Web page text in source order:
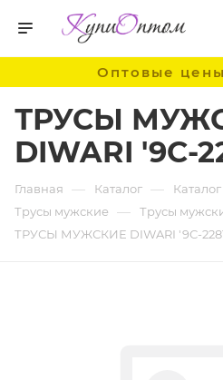
Оптовые
ТРУСЫ
DIWARI '9С-
Главная — Каталог —
Трусы мужские — Трусы
ТРУСЫ МУЖСКИЕ DIWARI '9С-